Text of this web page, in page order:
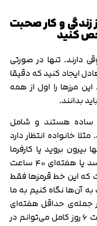
زندگی و کار صحبت
کنید
دارند. تنها در صورتی
ایجاد کنید که دقیقا
مرزها را اول از همه
بدانند.
ساده هستند و شامل
خانواده انتظار دارد
بروید یا کارفرما
انتظار دارد تا فلان تاریخ پروژه برسد یا هفته‌ای ۴۰ ساعت
این خط قرمزها فقط
آن‌ها نگاه کنیم به ما
جمله‌ی حداقل هفته‌ای
یک بار بیرون برویم، می‌توان گفت ۶ روز کامل می‌توانم در